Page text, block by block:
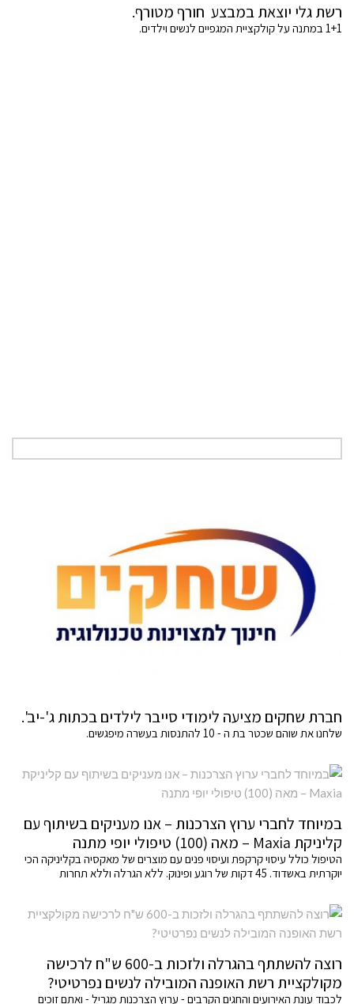
רשת גלי יוצאת במבצע חורף מטורף.
1+1 במתנה על קולקציית המגפיים לנשים וילדים.
חברת שחקים מציעה לימודי סייבר לילדים בכתות ג'-יב'.
שלחנו את שוהם שכטר בת ה - 10 להתנסות בעשרה מיפגשים.
במיוחד לחברי ערוץ הצרכנות – אנו מעניקים בשיתוף עם
קליניקת Maxia – מאה (100) טיפולי יופי מתנה
הטיפול כולל עיסוי קרקפת ועיסוי פנים עם מוצרים של מאקסיה בקליניקה הכי
יוקרתית באשדוד. 45 דקות של רוגע ופינוק. ללא הגרלה וללא תחרות
רוצה להשתתף בהגרלה ולזכות ב-600 ש"ח לרכישה
מקולקציית רשת האופנה המובילה לנשים נפרטיטי?
לכבוד עונת האירועים והחגים הקרבים - ערוץ הצרכנות מגריל - ואתם זוכים